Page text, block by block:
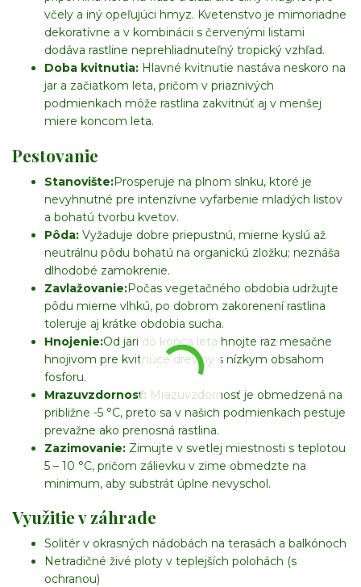
včely a iný opeľujúci hmyz. Kvetenstvo je mimoriadne
dekoratívne a v kombinácii s červenými listami
dodáva rastline neprehliadnuteľný tropický vzhľad.
Doba kvitnutia: Hlavné kvitnutie nastáva neskoro na
jar a začiatkom leta, pričom v priaznivých
podmienkach môže rastlina zakvitnúť aj v menšej
miere koncom leta.
Pestovanie
Stanovište:Prosperuje na plnom slnku, ktoré je
nevyhnutné pre intenzívne vyfarbenie mladých listov
a bohatú tvorbu kvetov.
Pôda: Vyžaduje dobre priepustnú, mierne kyslú až
neutrálnu pôdu bohatú na organickú zložku; neznáša
dlhodobé zamokrenie.
Zavlažovanie:Počas vegetačného obdobia udržujte
pôdu mierne vlhkú, po dobrom zakorenení rastlina
toleruje aj krátke obdobia sucha.
Hnojenie:Od jari do konca leta hnojte raz mesačne
hnojivom pre kvitnúce dreviny s nízkym obsahom
fosforu.
Mrazuvzdornosť: Mrazuvzdornosť je obmedzená na
približne -5 °C, preto sa v našich podmienkach pestuje
prevažne ako prenosná rastlina.
Zazimovanie: Zimujte v svetlej miestnosti s teplotou
5 – 10 °C, pričom zálievku v zime obmedzte na
minimum, aby substrát úplne nevyschol.
Využitie v záhrade
Solitér v okrasných nádobách na terasách a balkónoch
Netradičné živé ploty v teplejších polohách (s
ochranou)